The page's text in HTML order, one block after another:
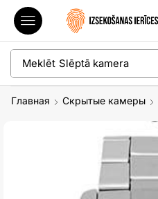
Meklēt Slēptā kamera
Главная Скрытые камеры